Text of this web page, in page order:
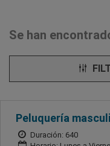
Se han
Peluquería
Duración: 640